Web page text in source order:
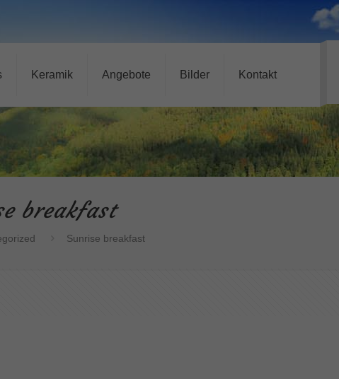
Keramik Angebote Bilder Kontakt
breakfast
Sunrise breakfast